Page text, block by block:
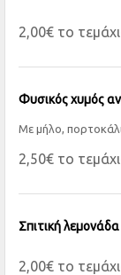
2,00€ το
Φυσικός χυμός
Με μήλο,
2,50€ το
Σπιτική λεμονάδα
2,00€ το